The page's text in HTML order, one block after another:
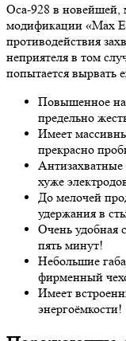
Оса-928 в новейшей,
модификации «Max
противодействия
неприятеля в том
попытается вырвать
Повышенное
предельно
Имеет
прекрасно
хуже
До мелочей
удержания в
Очень удобная
пять минут!
Небольшие
фирменный
Имеет
энергоёмкости!